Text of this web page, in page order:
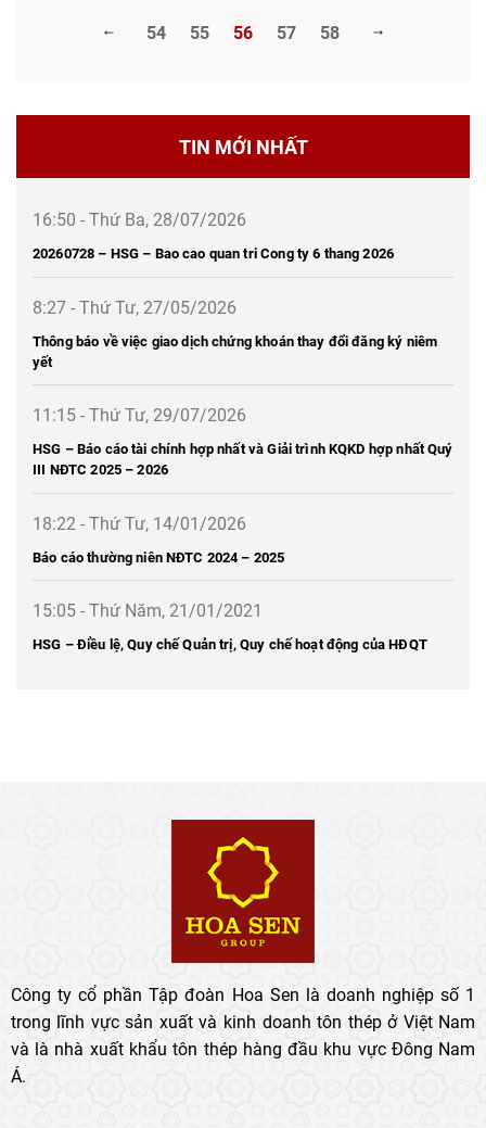
54 55 56 57 58
TIN MỚI NHẤT
16:50 - Thứ Ba, 28/07/2026
20260728 – HSG – Bao cao quan tri Cong ty 6 thang 2026
8:27 - Thứ Tư, 27/05/2026
Thông báo về việc giao dịch chứng khoán thay đổi đăng ký niêm
yết
11:15 - Thứ Tư, 29/07/2026
HSG – Báo cáo tài chính hợp nhất và Giải trình KQKD hợp nhất Quý
III NĐTC 2025 – 2026
18:22 - Thứ Tư, 14/01/2026
Báo cáo thường niên NĐTC 2024 – 2025
15:05 - Thứ Năm, 21/01/2021
HSG – Điều lệ, Quy chế Quản trị, Quy chế hoạt động của HĐQT
Công ty cổ phần Tập đoàn Hoa Sen là doanh nghiệp số 1
trong lĩnh vực sản xuất và kinh doanh tôn thép ở Việt Nam
và là nhà xuất khẩu tôn thép hàng đầu khu vực Đông Nam
Á.